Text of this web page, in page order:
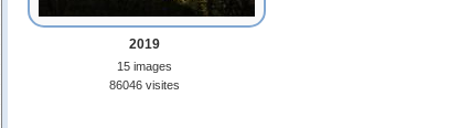
2019
15 images
86046 visites